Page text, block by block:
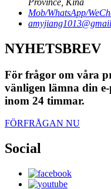
Province, Kina
Mob/WhatsApp/
NYHETSBREV
För frågor om våra
vänligen lämna din
inom 24 timmar.
FÖRFRÅGAN NU
Social